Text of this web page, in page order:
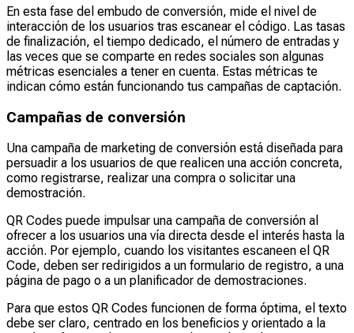
En esta fase del embudo de conversión, mide el nivel de
interacción de los usuarios tras escanear el código. Las tasas
de finalización, el tiempo dedicado, el número de entradas y
las veces que se comparte en redes sociales son algunas
métricas esenciales a tener en cuenta. Estas métricas te
indican cómo están funcionando tus campañas de captación.
Campañas de conversión
Una campaña de marketing de conversión está diseñada para
persuadir a los usuarios de que realicen una acción concreta,
como registrarse, realizar una compra o solicitar una
demostración.
QR Codes puede impulsar una campaña de conversión al
ofrecer a los usuarios una vía directa desde el interés hasta la
acción. Por ejemplo, cuando los visitantes escaneen el QR
Code, deben ser redirigidos a un formulario de registro, a una
página de pago o a un planificador de demostraciones.
Para que estos QR Codes funcionen de forma óptima, el texto
debe ser claro, centrado en los beneficios y orientado a la